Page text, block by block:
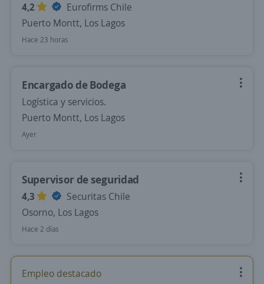
4,2
Eurofirms Chile
Puerto Montt, Los Lagos
Hace 23 horas
Encargado de Bodega
Logística y servicios.
Puerto Montt, Los Lagos
Ayer
Supervisor de seguridad
4,3
Securitas Chile
Osorno, Los Lagos
Hace 2 días
Empleo destacado